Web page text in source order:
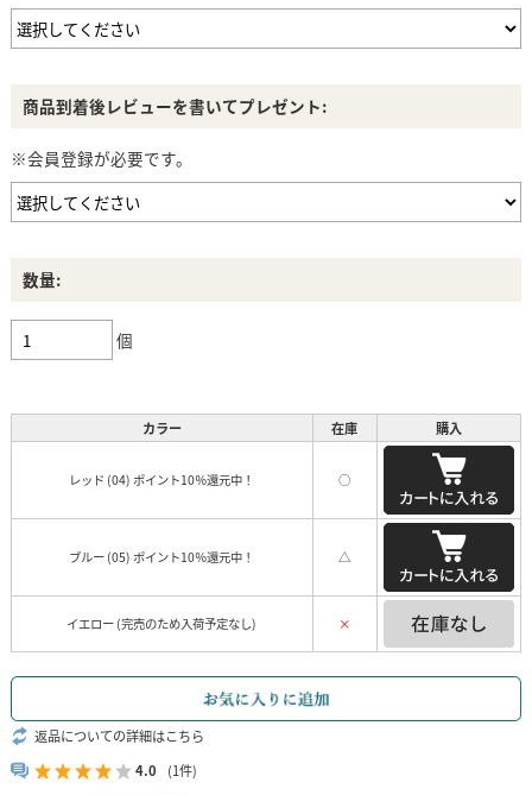
商品到着後レビューを書いてプレゼント:
※会員登録が必要です。
数量:
個
カラー 在庫 購入
レッド (04) ポイント10％還元中！ ○
ブルー (05) ポイント10％還元中！ △
イエロー (完売のため入荷予定なし) ×
返品についての詳細はこちら
4.0
(1件)